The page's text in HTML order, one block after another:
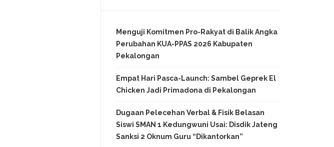
Menguji Komitmen Pro-Rakyat di Balik Angka
Perubahan KUA-PPAS 2026 Kabupaten
Pekalongan
Empat Hari Pasca-Launch: Sambel Geprek El
Chicken Jadi Primadona di Pekalongan
Dugaan Pelecehan Verbal & Fisik Belasan
Siswi SMAN 1 Kedungwuni Usai: Disdik Jateng
Sanksi 2 Oknum Guru “Dikantorkan”